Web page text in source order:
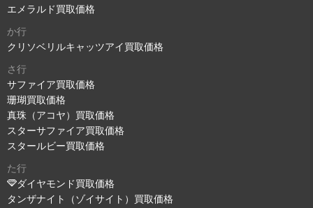
エメラルド買取価格
か行
クリソベリルキャッツアイ買取価格
さ行
サファイア買取価格
珊瑚買取価格
真珠（アコヤ）買取価格
スターサファイア買取価格
スタールビー買取価格
た行
ダイヤモンド買取価格
タンザナイト（ゾイサイト）買取価格